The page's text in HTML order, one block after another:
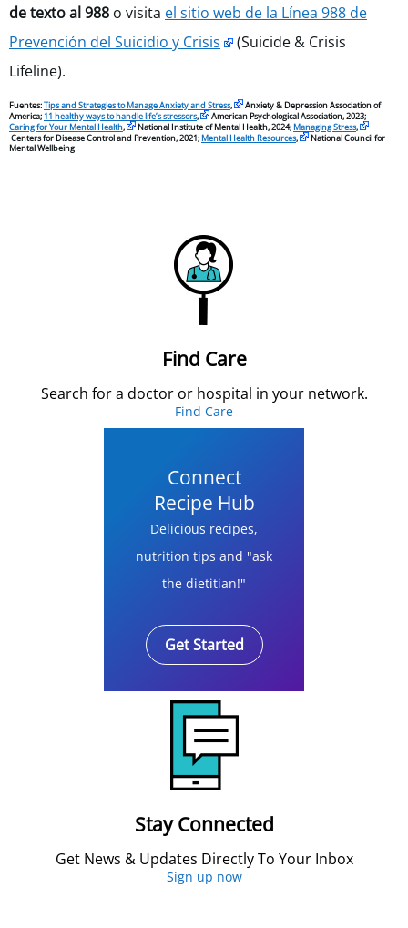
de texto al 988 o visita el sitio web de la Línea 988 de
Prevención del Suicidio y Crisis
(Suicide & Crisis
Lifeline).
Fuentes:Tips and Strategies to Manage Anxiety and Stress,
Anxiety & Depression Association of
America; 11 healthy ways to handle life’s stressors,
American Psychological Association, 2023;
Caring for Your Mental Health, National Institute of Mental Health, 2024; Managing Stress,
Centers for Disease Control and Prevention, 2021; Mental Health Resources,
National Council for
Mental Wellbeing
Find Care
Search for a doctor or hospital in your network.
Find Care
Connect
Recipe Hub
Delicious recipes,
nutrition tips and "ask
the dietitian!"
Get Started
Stay Connected
Get News & Updates Directly To Your Inbox
Sign up now